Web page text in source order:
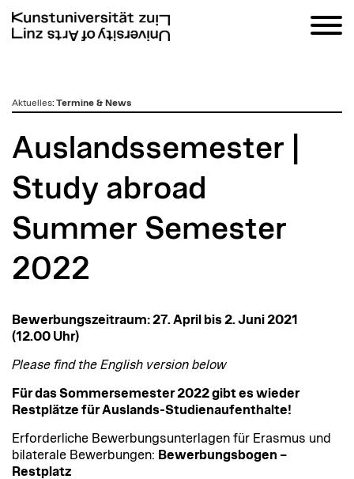
zumAktuelles: Termine & News
Auslandssemester |
Study abroad
Summer Semester
2022
Bewerbungszeitraum: 27. April bis 2. Juni 2021
(12.00 Uhr)
Please find the English version below
Für das Sommersemester 2022 gibt es wieder
Restplätze für Auslands-Studienaufenthalte!
Erforderliche Bewerbungsunterlagen für Erasmus und
bilaterale Bewerbungen: Bewerbungsbogen –
Restplatz